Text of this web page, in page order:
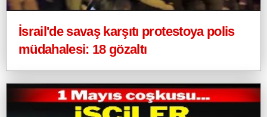
İsrail'de savaş karşıtı protestoya polis
müdahalesi: 18 gözaltı